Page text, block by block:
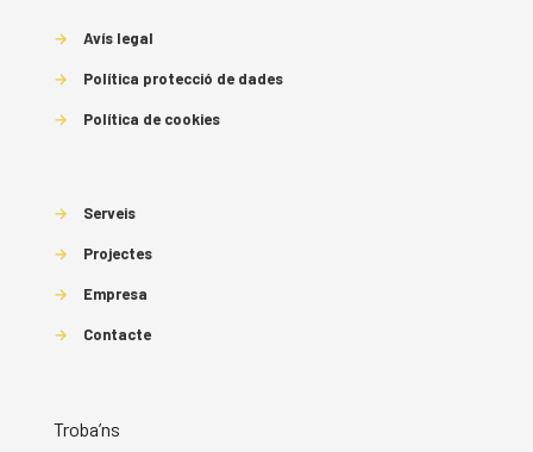
→ Avís legal
→ Política protecció de dades
→ Política de cookies
→ Serveis
→ Projectes
→ Empresa
→ Contacte
Troba’ns